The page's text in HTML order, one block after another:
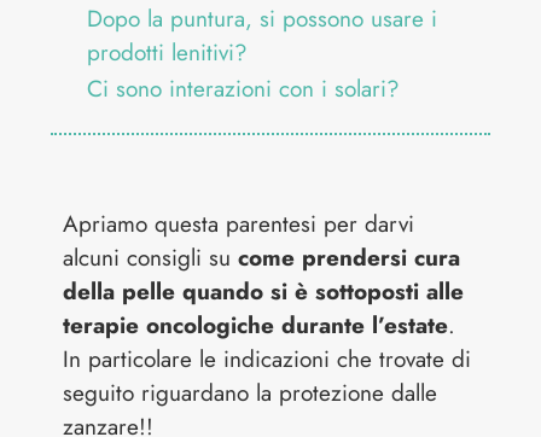
Dopo la puntura, si possono usare i
prodotti lenitivi?
Ci sono interazioni con i solari?
Apriamo questa parentesi per darvi
alcuni consigli sucome prendersi cura
della pelle quando si è sottoposti alle
terapie oncologiche durante l’estate.
In particolare le indicazioni che trovate di
seguito riguardano la protezione dalle
zanzare!!